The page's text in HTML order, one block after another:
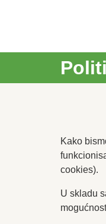
Kako
cookies).
U skladu